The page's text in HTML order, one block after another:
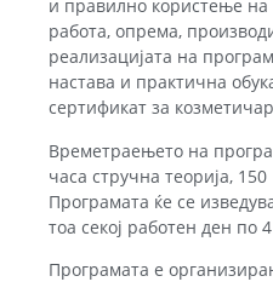
и правилно користење на
работа, опрема,
реализацијата на
настава и практична
сертификат за
Времетраењето на
часа стручна теорија,
Програмата ќе се
тоа секој работен ден по
Програмата е